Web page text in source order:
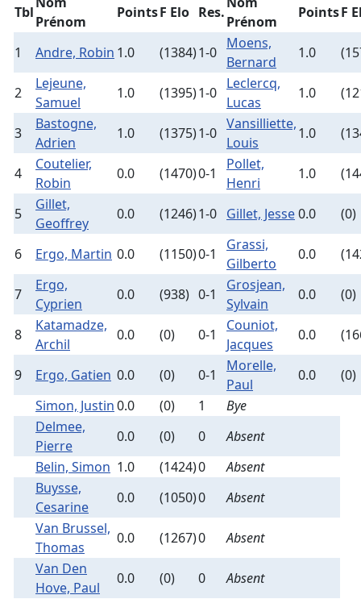
Tbl
Prénom
PointsF Elo Res.
Prénom
PointsF
1 Andre, Robin 1.0 (1384)1-0
Moens,
Bernard
1.0
2
Lejeune,
Samuel
1.0 (1395)1-0
Leclercq,
Lucas
1.0
3
Bastogne,
Adrien
1.0 (1375)1-0
Vansilliette,
Louis
1.0
4
Coutelier,
Robin
0.0 (1470)0-1
Pollet,
Henri
1.0
5
Gillet,
Geoffrey
0.0 (1246)1-0 Gillet, Jesse0.0 (0)
6 Ergo, Martin 0.0 (1150)0-1
Grassi,
Gilberto
0.0
7
Ergo,
Cyprien
0.0 (938) 0-1
Grosjean,
Sylvain
0.0 (0)
8
Katamadze,
Archil
0.0 (0) 0-1
Couniot,
Jacques
0.0
9 Ergo, Gatien 0.0 (0) 0-1
Morelle,
Paul
0.0
(0)
Simon, Justin0.0 (0) 1
Bye
Delmee,
Pierre
0.0 (0) 0
Absent
Belin, Simon 1.0 (1424)0
Absent
Buysse,
Cesarine
0.0 (1050)0
Absent
Van Brussel,
Thomas
0.0 (1267)0
Absent
Van Den
Hove, Paul
0.0 (0) 0
Absent